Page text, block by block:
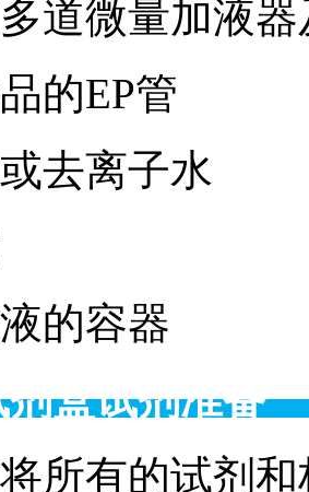
道微量加液
的EP管
去离子水
的容器
盒试剂准备
所有的试剂